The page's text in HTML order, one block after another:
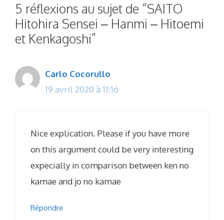
5 réflexions au sujet de “SAITO
Hitohira Sensei – Hanmi – Hitoemi
et Kenkagoshi”
Carlo Cocorullo
19 avril 2020 à 11:16
Nice explication. Please if you have more
on this argument could be very interesting
expecially in comparison between ken no
kamae and jo no kamae
Répondre